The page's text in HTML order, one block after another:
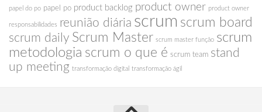
papel do po papel po product backlog product owner product owner
responsabilidades reunião diária scrum scrum board
scrum daily Scrum Master scrum master função scrum
metodologia scrum o que é scrum team stand
up meeting transformação digital transformação ágil